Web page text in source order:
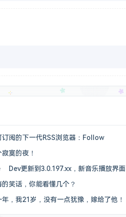
订阅的下一代RSS浏览器：Follow
寞的夜！
Dev更新到3.0.197.xx，新音乐播放界面
笑话，你能看懂几个？
，我21岁，没有一点犹豫，嫁给了他！